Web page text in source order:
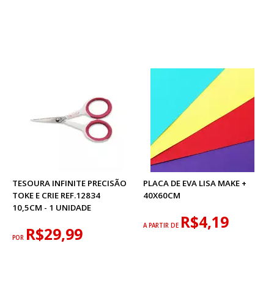
TESOURA INFINITE PRECISÃO
TOKE E CRIE REF.12834
10,5CM - 1 UNIDADE
POR R$29,99
PLACA DE EVA LISA MAKE +
40X60CM
A PARTIR DE R$4,19